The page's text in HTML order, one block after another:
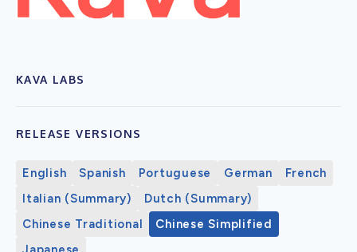
KAVA LABS
RELEASE VERSIONS
English Spanish Portuguese German
French
Italian (Summary)
Dutch (Summary)
Chinese Traditional
Chinese Simplified